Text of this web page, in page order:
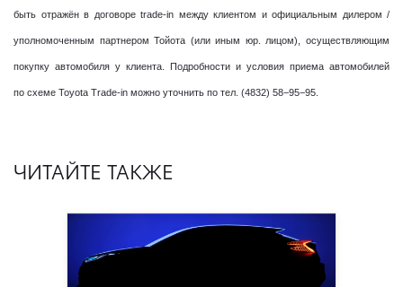
быть отражён в договоре trade-in между клиентом и официальным дилером /
уполномоченным партнером Тойота (или иным юр. лицом), осуществляющим
покупку автомобиля у клиента. Подробности и условия приема автомобилей
по схеме Toyota Trade-in можно уточнить по тел. (4832) 58−95−95.
ЧИТАЙТЕ ТАКЖЕ